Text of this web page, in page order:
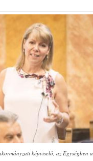
képviselő, az Egységben a